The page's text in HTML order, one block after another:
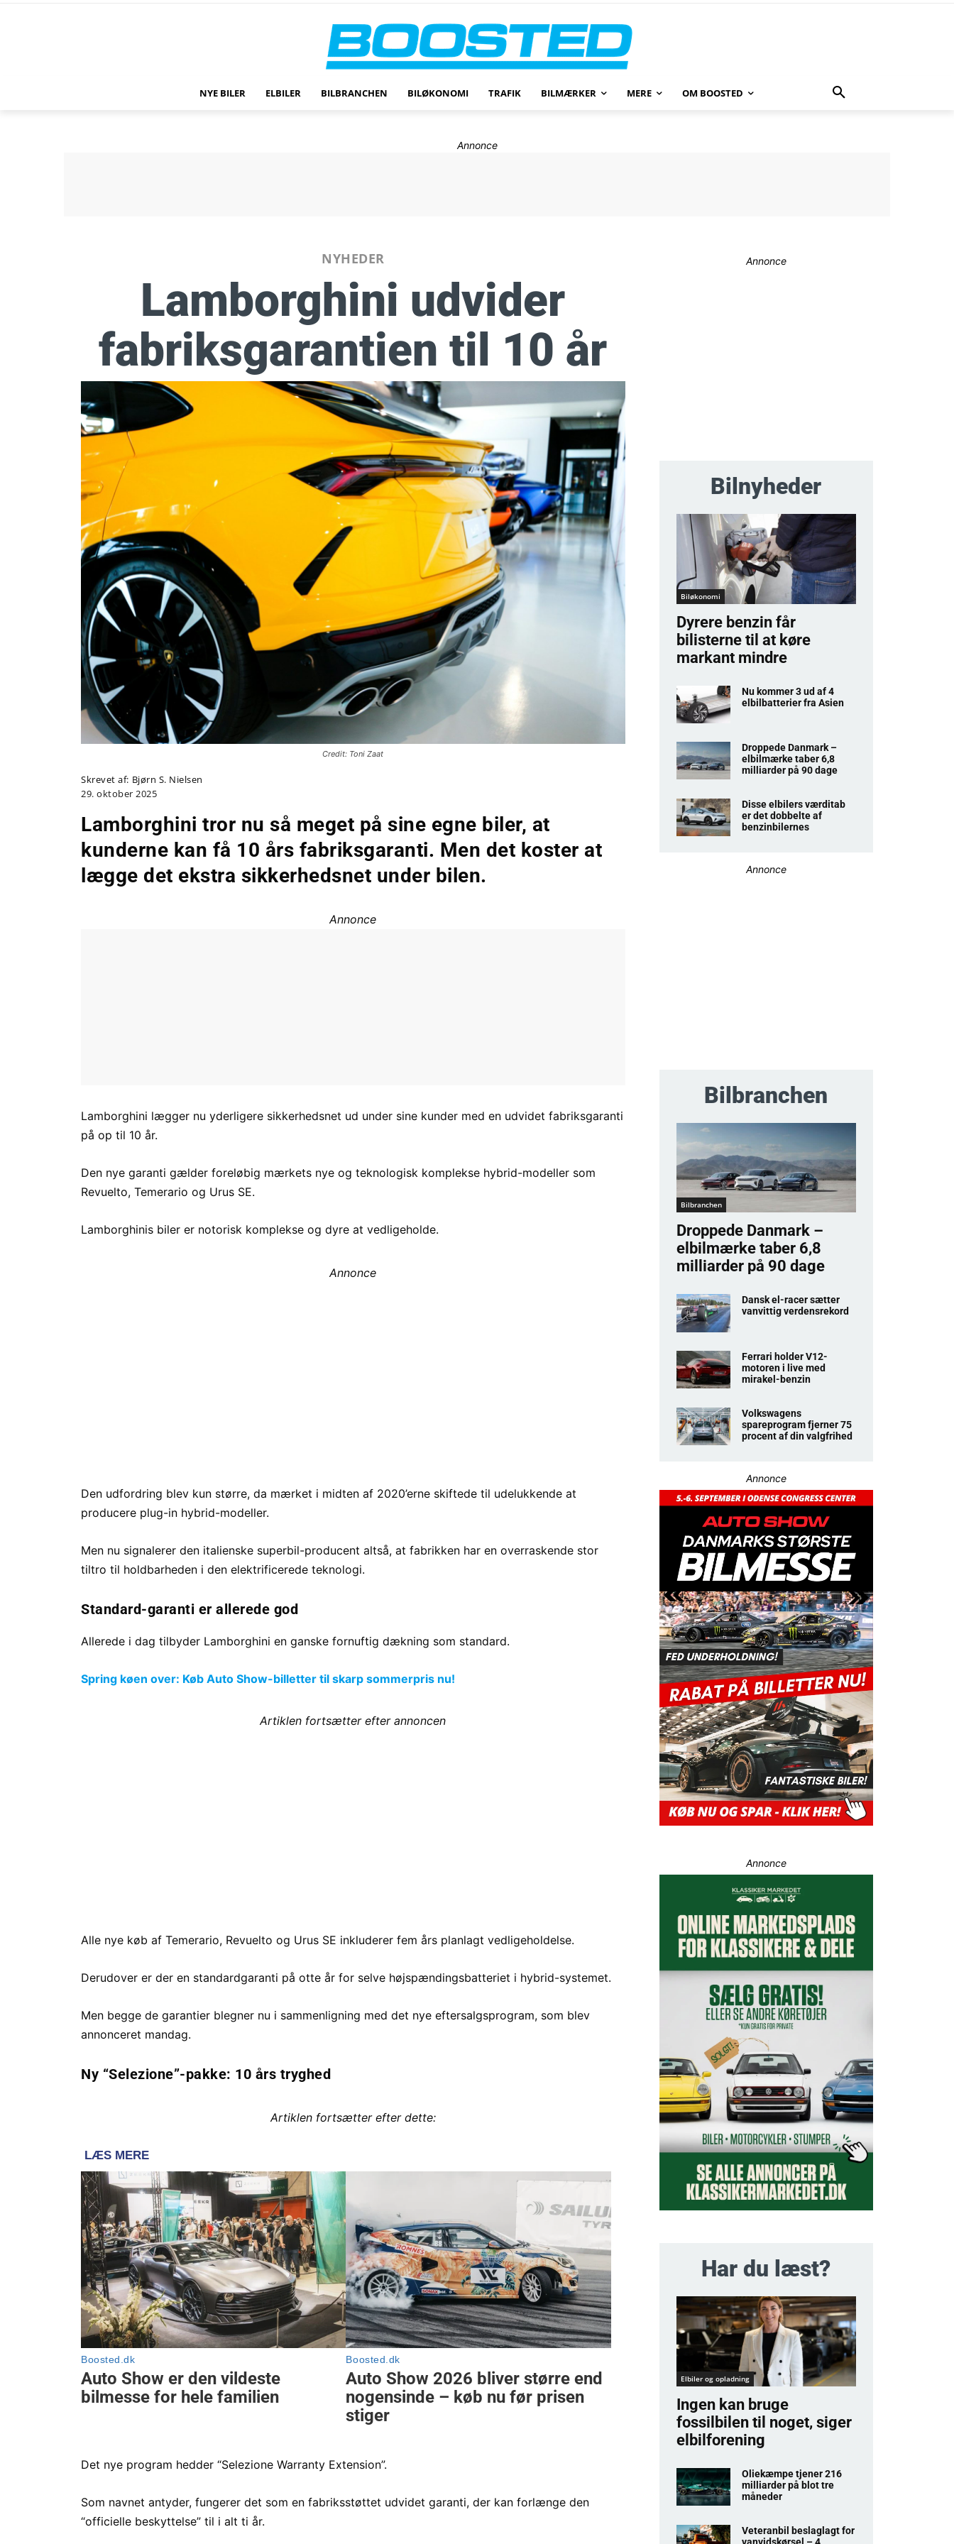
NYE BILER ELBILER BILBRANCHEN BILØKONOMI TRAFIK BILMÆRKER MERE OM BOOSTED
Annonce
NYHEDER
Lamborghini udvider
fabriksgarantien til 10 år
Credit: Toni Zaat
Skrevet af: Bjørn S. Nielsen
29. oktober 2025
Lamborghini tror nu så meget på sine egne biler, at
kunderne kan få 10 års fabriksgaranti. Men det koster at
lægge det ekstra sikkerhedsnet under bilen.
Annonce
Lamborghini lægger nu yderligere sikkerhedsnet ud under sine kunder med en udvidet fabriksgaranti
på op til 10 år.
Den nye garanti gælder foreløbig mærkets nye og teknologisk komplekse hybrid-modeller som
Revuelto, Temerario og Urus SE.
Lamborghinis biler er notorisk komplekse og dyre at vedligeholde.
Annonce
Den udfordring blev kun større, da mærket i midten af 2020’erne skiftede til udelukkende at
producere plug-in hybrid-modeller.
Men nu signalerer den italienske superbil-producent altså, at fabrikken har en overraskende stor
tiltro til holdbarheden i den elektrificerede teknologi.
Standard-garanti er allerede god
Allerede i dag tilbyder Lamborghini en ganske fornuftig dækning som standard.
Spring køen over: Køb Auto Show-billetter til skarp sommerpris nu!
Artiklen fortsætter efter annoncen
Alle nye køb af Temerario, Revuelto og Urus SE inkluderer fem års planlagt vedligeholdelse.
Derudover er der en standardgaranti på otte år for selve højspændingsbatteriet i hybrid-systemet.
Men begge de garantier blegner nu i sammenligning med det nye eftersalgsprogram, som blev
annonceret mandag.
Ny “Selezione”-pakke: 10 års tryghed
Artiklen fortsætter efter dette:
Det nye program hedder “Selezione Warranty Extension”.
Som navnet antyder, fungerer det som en fabriksstøttet udvidet garanti, der kan forlænge den
“officielle beskyttelse” til i alt ti år.
Annonce
Bilnyheder
Biløkonomi
Dyrere benzin får
bilisterne til at køre
markant mindre
Nu kommer 3 ud af 4
elbilbatterier fra Asien
Droppede Danmark –
elbilmærke taber 6,8
milliarder på 90 dage
Disse elbilers værditab
er det dobbelte af
benzinbilernes
Annonce
Bilbranchen
Bilbranchen
Droppede Danmark –
elbilmærke taber 6,8
milliarder på 90 dage
Dansk el-racer sætter
vanvittig verdensrekord
Ferrari holder V12-
motoren i live med
mirakel-benzin
Volkswagens
spareprogram fjerner 75
procent af din valgfrihed
Annonce
Annonce
Har du læst?
Elbiler og opladning
Ingen kan bruge
fossilbilen til noget, siger
elbilforening
Oliekæmpe tjener 216
milliarder på blot tre
måneder
Veteranbil beslaglagt for
vanvidskørsel – 4